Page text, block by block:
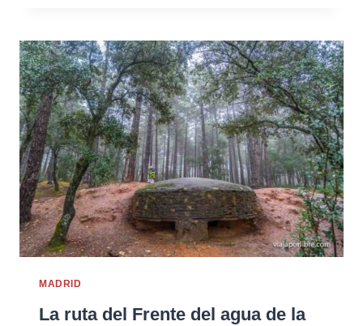
MADRID
La ruta del Frente del agua de la